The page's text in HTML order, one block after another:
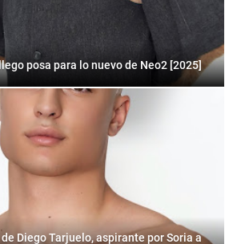
posa para lo nuevo de Neo2 [2025]
de Diego Tarjuelo, aspirante por Soria a